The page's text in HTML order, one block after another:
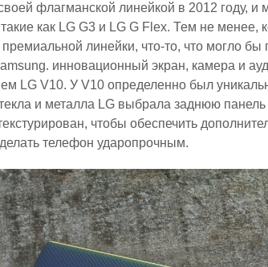
флагманской линейкой в ​​2012 году,
как LG G3 и LG G Flex. Тем не менее,
линейки, что-то, что могло
инновационный экран, камера и
LG V10. У V10 определенно был
и металла LG выбрала заднюю
чтобы обеспечить
телефон ударопрочным.